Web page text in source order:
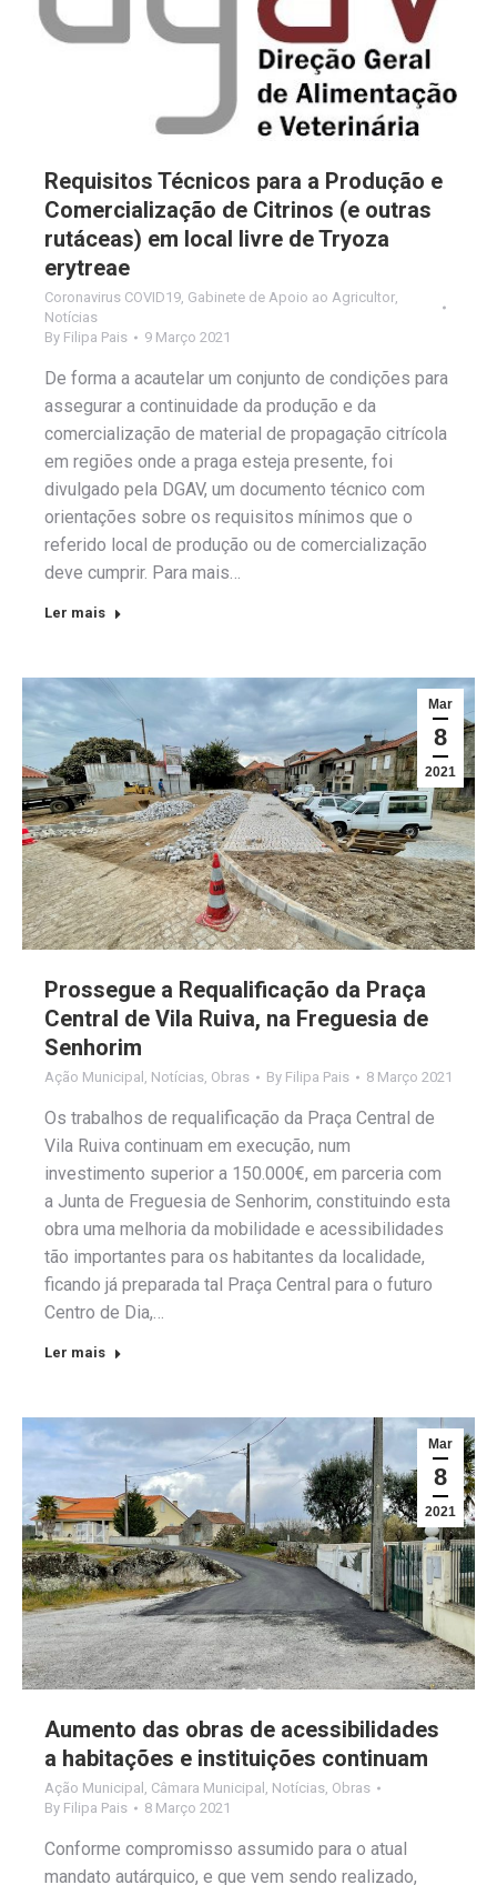
Requisitos Técnicos para a Produção e
Comercialização de Citrinos (e outras
rutáceas) em local livre de Tryoza
erytreae
Coronavirus COVID19 Gabinete de Apoio ao Agricultor
Notícias
By Filipa Pais 9 Março 2021
De forma a acautelar um conjunto de condições para
assegurar a continuidade da produção e da
comercialização de material de propagação citrícola
em regiões onde a praga esteja presente, foi
divulgado pela DGAV, um documento técnico com
orientações sobre os requisitos mínimos que o
referido local de produção ou de comercialização
deve cumprir. Para mais…
Ler mais
Mar
8
2021
Prossegue a Requalificação da Praça
Central de Vila Ruiva, na Freguesia de
Senhorim
Ação Municipal Notícias Obras By Filipa Pais 8 Março 2021
Os trabalhos de requalificação da Praça Central de
Vila Ruiva continuam em execução, num
investimento superior a 150.000€, em parceria com
a Junta de Freguesia de Senhorim, constituindo esta
obra uma melhoria da mobilidade e acessibilidades
tão importantes para os habitantes da localidade,
ficando já preparada tal Praça Central para o futuro
Centro de Dia,…
Ler mais
Mar
8
2021
Aumento das obras de acessibilidades
a habitações e instituições continuam
Ação Municipal Câmara Municipal Notícias Obras
By Filipa Pais 8 Março 2021
Conforme compromisso assumido para o atual
mandato autárquico, e que vem sendo realizado,